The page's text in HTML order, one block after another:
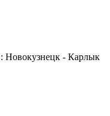
Новокузнецк - Карлык